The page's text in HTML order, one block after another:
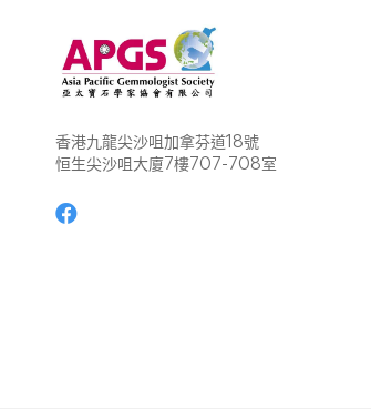
香港九龍尖沙咀加拿芬道18號
恒生尖沙咀大廈7樓707-708室